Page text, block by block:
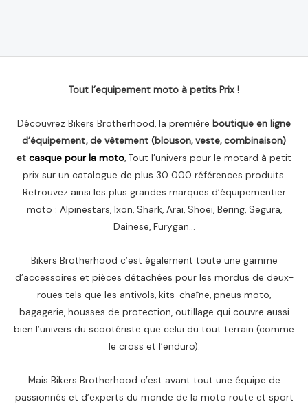
Tout l’equipement moto à petits Prix !
Découvrez Bikers Brotherhood, la première boutique en ligne
d’équipement, de vêtement (blouson, veste, combinaison)
et casque pour la moto, Tout l’univers pour le motard à petit
prix sur un catalogue de plus 30 000 références produits.
Retrouvez ainsi les plus grandes marques d’équipementier
moto : Alpinestars, Ixon, Shark, Arai, Shoei, Bering, Segura,
Dainese, Furygan…
Bikers Brotherhood c’est également toute une gamme
d’accessoires et pièces détachées pour les mordus de deux-
roues tels que les antivols, kits-chaîne, pneus moto,
bagagerie, housses de protection, outillage qui couvre aussi
bien l’univers du scootériste que celui du tout terrain (comme
le cross et l’enduro).
Mais Bikers Brotherhood c’est avant tout une équipe de
passionnés et d’experts du monde de la moto route et sport